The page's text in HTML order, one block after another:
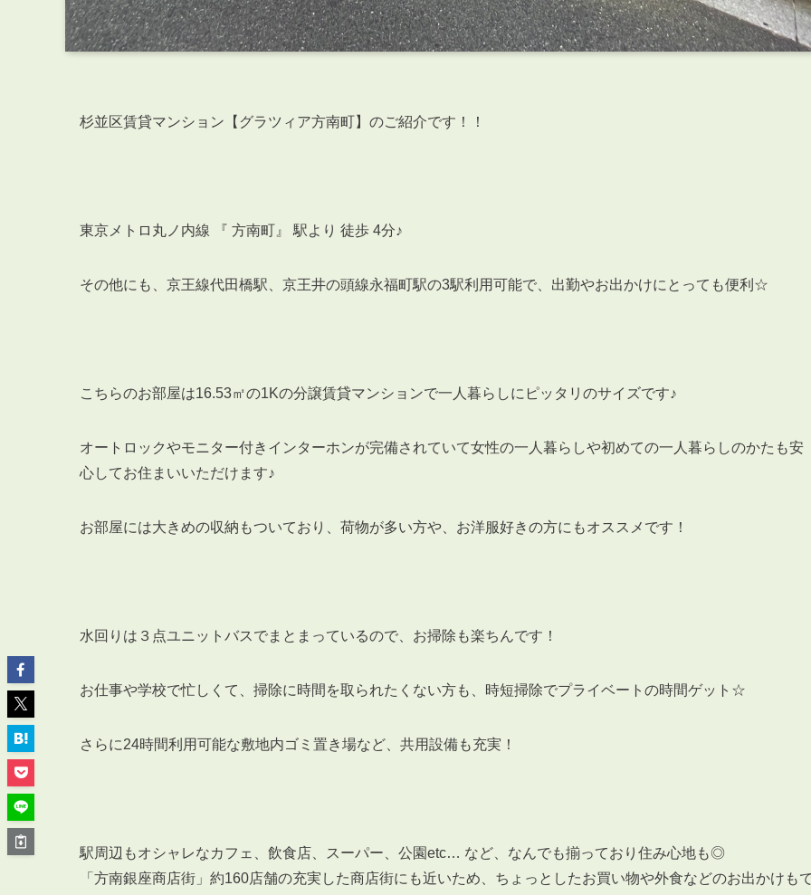
ABOUT私たちについて
会社概要
採用情報
自慢の「賃料設定」／マーケティング
管理オーナー様ご紹介制度
アパートの大規模修繕について
会員登録
杉並区賃貸マンション【グラツィア方南町】のご紹介です！！
東京メトロ丸ノ内線 『 方南町』 駅より 徒歩 4分♪
その他にも、京王線代田橋駅、京王井の頭線永福町駅の3駅利用可能で、出勤やお出かけにとっても便利☆
こちらのお部屋は16.53㎡の1Kの分譲賃貸マンションで一人暮らしにピッタリのサイズです♪
オートロックやモニター付きインターホンが完備されていて女性の一人暮らしや初めての一人暮らしのかたも安
心してお住まいいただけます♪
お部屋には大きめの収納もついており、荷物が多い方や、お洋服好きの方にもオススメです！
水回りは３点ユニットバスでまとまっているので、お掃除も楽ちんです！
お仕事や学校で忙しくて、掃除に時間を取られたくない方も、時短掃除でプライベートの時間ゲット☆
さらに24時間利用可能な敷地内ゴミ置き場など、共用設備も充実！
駅周辺もオシャレなカフェ、飲食店、スーパー、公園etc… など、なんでも揃っており住み心地も◎
「方南銀座商店街」約160店舗の充実した商店街にも近いため、ちょっとしたお買い物や外食などのお出かけも